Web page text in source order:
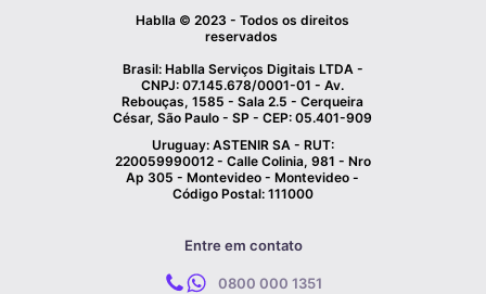
Hablla © 2023 - Todos os direitos
reservados
Brasil: Hablla Serviços Digitais LTDA -
CNPJ: 07.145.678/0001-01 - Av.
Rebouças, 1585 - Sala 2.5 - Cerqueira
César, São Paulo - SP - CEP: 05.401-909
Uruguay: ASTENIR SA - RUT:
220059990012 - Calle Colinia, 981 - Nro
Ap 305 - Montevideo - Montevideo -
Código Postal: 111000
Entre em contato
0800 000 1351